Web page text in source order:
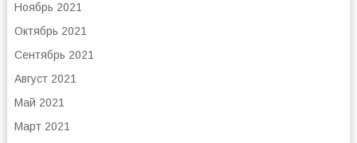
Ноябрь 2021
Октябрь 2021
Сентябрь 2021
Август 2021
Май 2021
Март 2021